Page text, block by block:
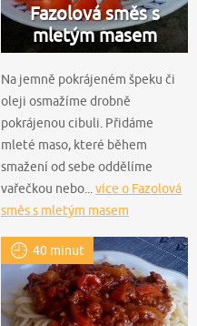
Fazolová směs s
mletým masem
Na jemně pokrájeném špeku či
oleji osmažíme drobně
pokrájenou cibuli. Přidáme
mleté maso, které během
smažení od sebe oddělíme
vařečkou nebo... více o Fazolová
směs s mletým masem
40 minut